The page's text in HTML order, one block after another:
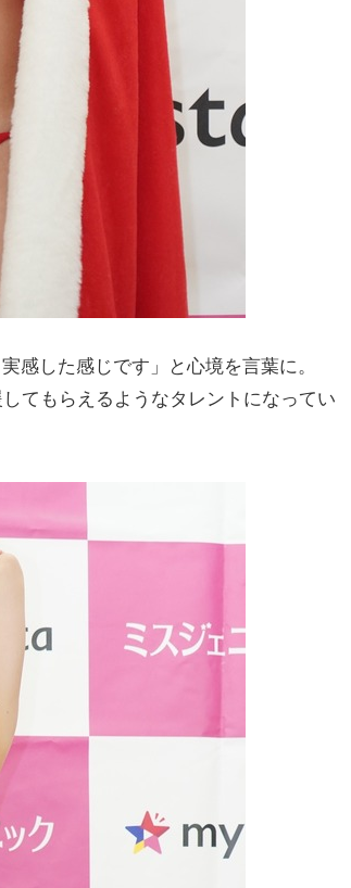
感した感じです」と心境を言葉に。
てもらえるようなタレントになってい